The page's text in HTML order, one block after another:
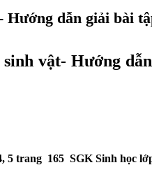
dẫn giải bài
vật- Hướng
5 trang 165 SGK Sinh học